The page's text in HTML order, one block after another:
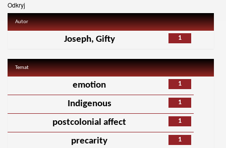
Odkryj
Autor
1
Joseph, Gifty
Temat
1
emotion
1
Indigenous
1
postcolonial affect
1
precarity